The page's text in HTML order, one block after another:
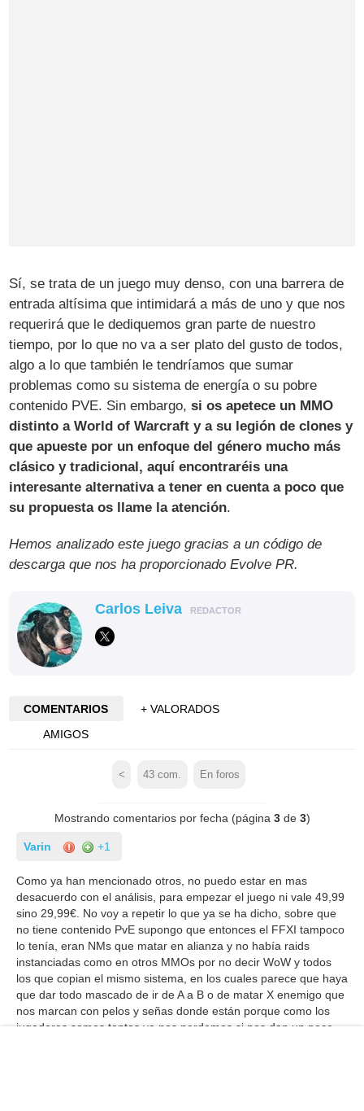
Sí, se trata de un juego muy denso, con una barrera de
entrada altísima que intimidará a más de uno y que nos
requerirá que le dediquemos gran parte de nuestro
tiempo, por lo que no va a ser plato del gusto de todos,
algo a lo que también le tendríamos que sumar
problemas como su sistema de energía o su pobre
contenido PVE. Sin embargo,si os apetece un MMO
distinto a World of Warcraft y a su legión de clones y
que apueste por un enfoque del género mucho más
clásico y tradicional, aquí encontraréis una
interesante alternativa a tener en cuenta a poco que
su propuesta os llame la atención.
Hemos analizado este juego gracias a un código de
descarga que nos ha proporcionado Evolve PR.
Carlos Leiva REDACTOR
COMENTARIOS
+ VALORADOS
AMIGOS
< 43 com. En foros
Mostrando comentarios por fecha (página 3de 3)
Varin +1
Como ya han mencionado otros, no puedo estar en mas
desacuerdo con el análisis, para empezar el juego ni vale 49,99
sino 29,99€. No voy a repetir lo que ya se ha dicho, sobre que
no tiene contenido PvE supongo que entonces el FFXI tampoco
lo tenía, eran NMs que matar en alianza y no había raids
instanciadas como en otros MMOs por no decir WoW y todos
los que copian el mismo sistema, en los cuales parece que haya
que dar todo mascado de ir de A a B o de matar X enemigo que
nos marcan con pelos y señas donde están porque como los
jugadores somos tontos ya nos perdemos si nos dan un poco